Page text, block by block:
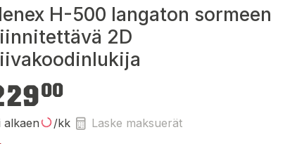
H-500 langaton sormeen
2D
00
alkaen /kk Laske maksuerät